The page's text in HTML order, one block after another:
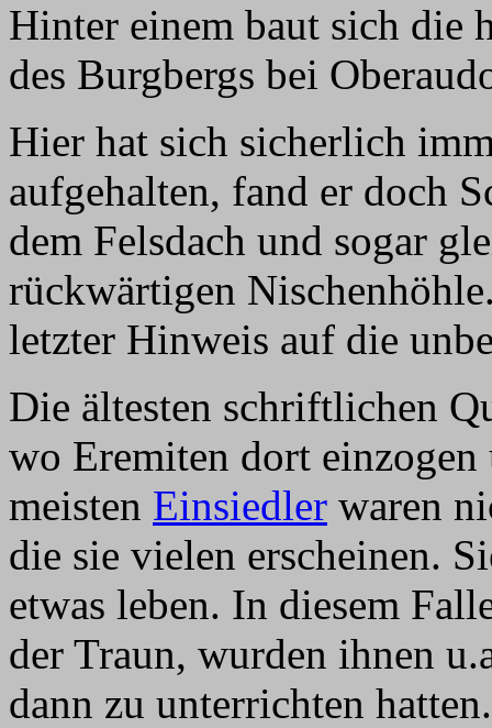
Hinter einem baut sich die
des Burgbergs bei
Hier hat sich sicherlich
aufgehalten, fand er doch
dem Felsdach und sogar
rückwärtigen
letzter Hinweis auf die
Die ältesten schriftlichen
wo Eremiten dort
meisten Einsiedler waren
die sie vielen erscheinen.
etwas leben. In diesem
der Traun, wurden ihnen
dann zu unterrichten